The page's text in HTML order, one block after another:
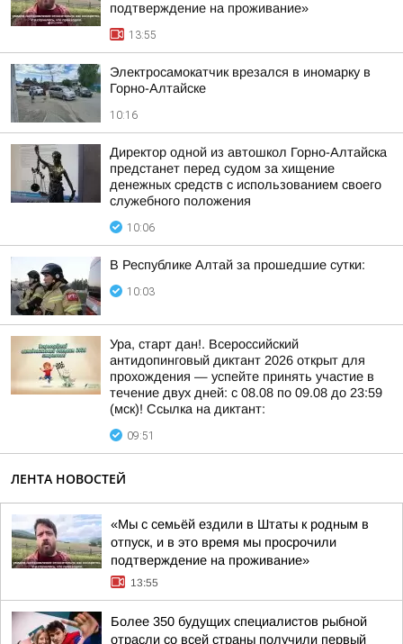
подтверждение на проживание»
13:55
Электросамокатчик врезался в иномарку в
Горно-Алтайске
10:16
Директор одной из автошкол Горно-Алтайска
предстанет перед судом за хищение
денежных средств с использованием своего
служебного положения
10:06
В Республике Алтай за прошедшие сутки:
10:03
Ура, старт дан!. Всероссийский
антидопинговый диктант 2026 открыт для
прохождения — успейте принять участие в
течение двух дней: с 08.08 по 09.08 до 23:59
(мск)! Ссылка на диктант:
09:51
ЛЕНТА НОВОСТЕЙ
«Мы с семьёй ездили в Штаты к родным в
отпуск, и в это время мы просрочили
подтверждение на проживание»
13:55
Более 350 будущих специалистов рыбной
отрасли со всей страны получили первый